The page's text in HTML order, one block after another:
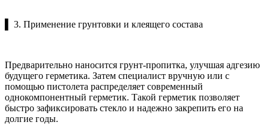
▌ 3. Применение грунтовки и клеящего состава
Предварительно наносится грунт-пропитка, улучшая адгезию
будущего герметика. Затем специалист вручную или с
помощью пистолета распределяет современный
однокомпонентный герметик. Такой герметик позволяет
быстро зафиксировать стекло и надежно закрепить его на
долгие годы.